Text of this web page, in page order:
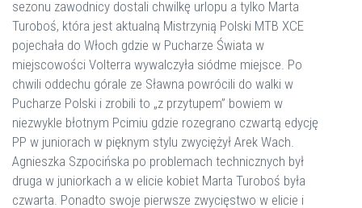
sezonu zawodnicy dostali chwilkę urlopu a tylko Marta
Turoboś, która jest aktualną Mistrzynią Polski MTB XCE
pojechała do Włoch gdzie w Pucharze Świata w
miejscowości Volterra wywalczyła siódme miejsce. Po
chwili oddechu górale ze Sławna powrócili do walki w
Pucharze Polski i zrobili to „z przytupem” bowiem w
niezwykle błotnym Pcimiu gdzie rozegrano czwartą edycję
PP w juniorach w pięknym stylu zwyciężył Arek Wach.
Agnieszka Szpocińska po problemach technicznych był
druga w juniorkach a w elicie kobiet Marta Turoboś była
czwarta. Ponadto swoje pierwsze zwycięstwo w elicie i